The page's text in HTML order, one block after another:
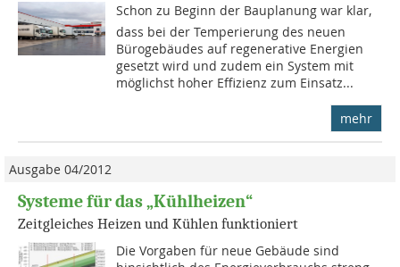
Schon zu Beginn der Bauplanung war klar,
dass bei der Temperierung des neuen
Bürogebäudes auf regenerative Energien
gesetzt wird und zudem ein System mit
möglichst hoher Effizienz zum Einsatz...
mehr
Ausgabe 04/2012
Systeme für das „Kühlheizen“
Zeitgleiches Heizen und Kühlen funktioniert
Die Vorgaben für neue Gebäude sind